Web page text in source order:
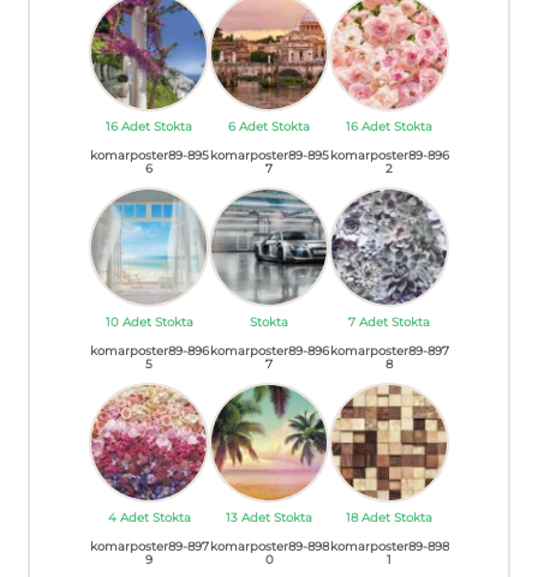
16 Adet Stokta 6 Adet Stokta
16 Adet Stokta
komarposter89-895
6
10 Adet Stokta
komarposter89-895
7
Stokta
komarposter89-896
2
7 Adet Stokta
komarposter89-896
5
4 Adet Stokta
komarposter89-896
7
13 Adet Stokta
komarposter89-897
8
18 Adet Stokta
komarposter89-897
9
komarposter89-898
0
komarposter89-898
1